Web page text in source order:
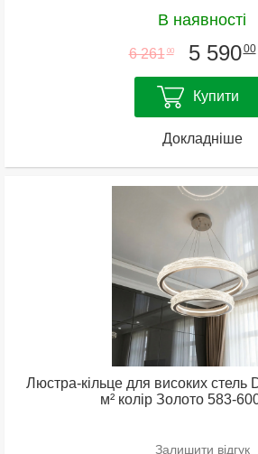
В наявності
6 261 00 5 59000
Купити
Докладніше
Люстра-кільце для високих стель
м² колір Золото 583-
Залишити відгук